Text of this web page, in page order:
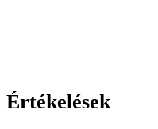
Értékelések